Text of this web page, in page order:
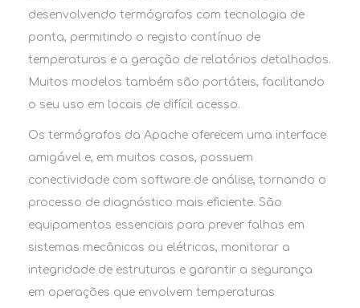
desenvolvendo termógrafos com tecnologia de
ponta, permitindo o registo contínuo de
temperaturas e a geração de relatórios detalhados.
Muitos modelos também são portáteis, facilitando
o seu uso em locais de difícil acesso.
Os termógrafos da Apache oferecem uma interface
amigável e, em muitos casos, possuem
conectividade com software de análise, tornando o
processo de diagnóstico mais eficiente. São
equipamentos essenciais para prever falhas em
sistemas mecânicos ou elétricos, monitorar a
integridade de estruturas e garantir a segurança
em operações que envolvem temperaturas